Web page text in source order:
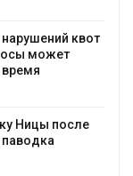
квот
может
Ницы после